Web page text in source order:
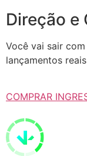
Direção e
Você vai sair
lançamentos
COMPRAR